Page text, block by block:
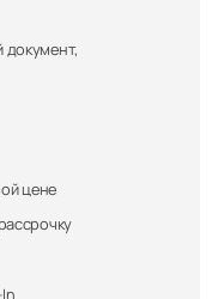
документ,
цене